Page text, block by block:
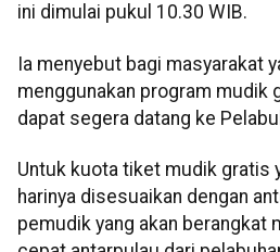
ini dimulai pukul 10.30 WIB.
Ia menyebut bagi masyarakat
menggunakan program mudik
dapat segera datang ke
Untuk kuota tiket mudik gratis
harinya disesuaikan dengan
pemudik yang akan berangkat